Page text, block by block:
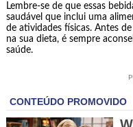
Lembre-se de que essas
saudável que inclui uma
de atividades físicas. Antes
na sua dieta, é sempre
saúde.